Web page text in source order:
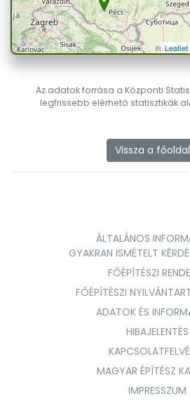
Leaflet
Az adatok forrása a Központi
legfrissebb elérhető statisztikák
Vissza a
ÁLTALÁNOS
GYAKRAN ISMÉTELT
FŐÉPÍTÉSZI
FŐÉPÍTÉSZI
ADATOK ÉS
HIBAJELENTÉS
MAGYAR ÉPÍTÉSZ
IMPRESSZUM